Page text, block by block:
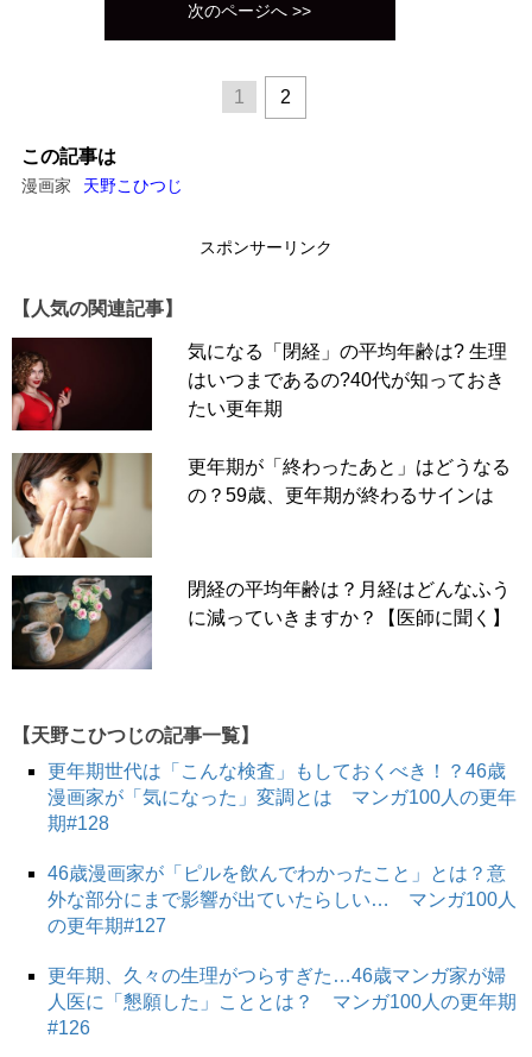
次のページへ >>
1 2
この記事は
漫画家 天野こひつじ
スポンサーリンク
【人気の関連記事】
気になる「閉経」の平均年齢は? 生理
はいつまであるの?40代が知っておき
たい更年期
更年期が「終わったあと」はどうなる
の？59歳、更年期が終わるサインは
閉経の平均年齢は？月経はどんなふう
に減っていきますか？【医師に聞く】
【天野こひつじの記事一覧】
更年期世代は「こんな検査」もしておくべき！？46歳
漫画家が「気になった」変調とは マンガ100人の更年
期#128
46歳漫画家が「ピルを飲んでわかったこと」とは？意
外な部分にまで影響が出ていたらしい… マンガ100人
の更年期#127
更年期、久々の生理がつらすぎた…46歳マンガ家が婦
人医に「懇願した」こととは？ マンガ100人の更年期
#126